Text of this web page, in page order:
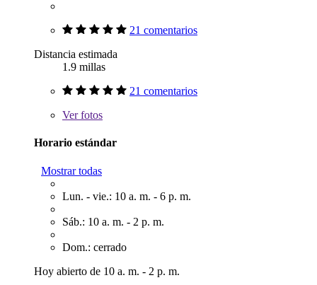
21 comentarios
Distancia estimada
1.9 millas
21 comentarios
Verfotos
Horario estándar
Mostrar todas
Lun. - vie.: 10 a. m. - 6 p. m.
Sáb.: 10 a. m. - 2 p. m.
Dom.: cerrado
Hoy abierto de 10 a. m. - 2 p. m.